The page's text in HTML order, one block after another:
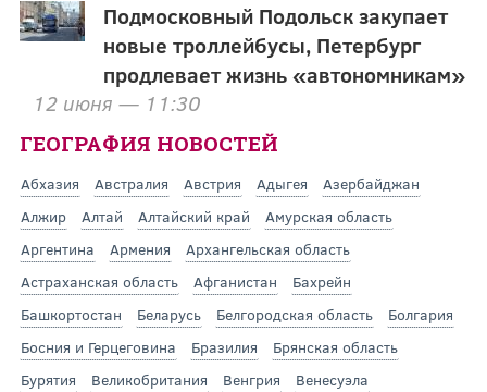
Подмосковный Подольск закупает
новые троллейбусы, Петербург
продлевает жизнь «автономникам»
12 июня — 11:30
ГЕОГРАФИЯ НОВОСТЕЙ
Абхазия Австралия Австрия Адыгея
Азербайджан
Алжир
Алтай Алтайский край
Амурская область
Аргентина
Армения
Архангельская область
Астраханская область
Афганистан
Бахрейн
Башкортостан
Беларусь Белгородская область
Болгария
Босния и Герцеговина
Бразилия
Брянская область
Бурятия
Великобритания Венгрия
Венесуэла